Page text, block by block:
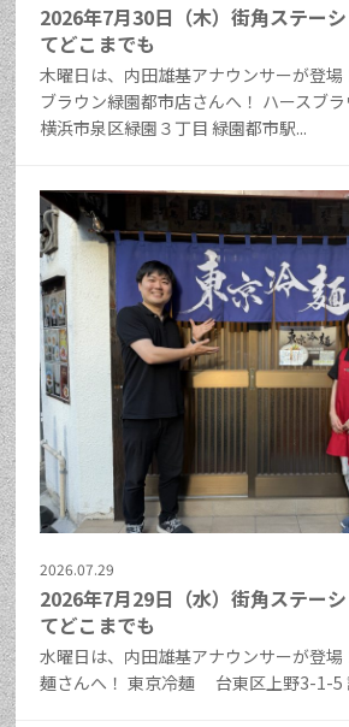
2026年7月30日（木）街角ステー
てどこまでも
木曜日は、内田雄基アナウンサーが登場
ブラウン緑園都市店さんへ！ ハースブ
横浜市泉区緑園３丁目 緑園都市駅...
2026.07.29
2026年7月29日（水）街角ステー
てどこまでも
水曜日は、内田雄基アナウンサーが登
麺さんへ！ 東京冷麺 台東区上野3-1-5